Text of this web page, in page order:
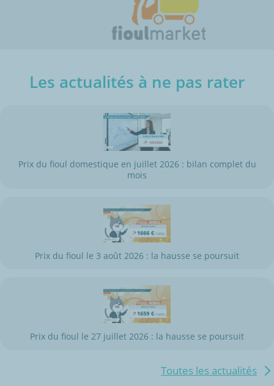
Les actualités à ne pas rater
Prix du fioul domestique en juillet 2026 : bilan complet du
mois
Prix du fioul le 3 août 2026 : la hausse se poursuit
Prix du fioul le 27 juillet 2026 : la hausse se poursuit
Toutes les actualités